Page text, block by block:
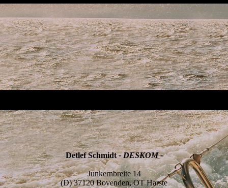
Detlef Schmidt- DESKOM -
Junkernbreite 14
(D) 37120 Bovenden, OT Harste